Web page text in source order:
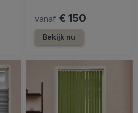
vanaf € 150
Bekijk nu